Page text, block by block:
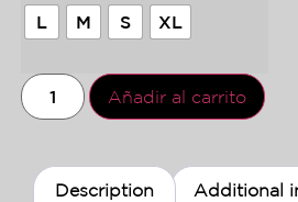
L M S XL
Añadir al carrito
Description Additional